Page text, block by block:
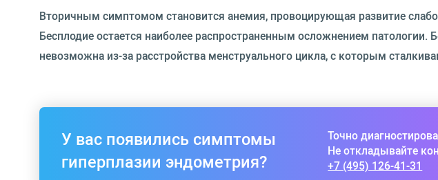
Вторичным симптомом становится анемия, провоцирующая развитие
Бесплодие остается наиболее распространенным осложнением патологии.
невозможна из-за расстройства менструального цикла, с которым
У вас появились симптомы
гиперплазии эндометрия?
Точно
Не откладывайте
+7 (495) 126-41-31